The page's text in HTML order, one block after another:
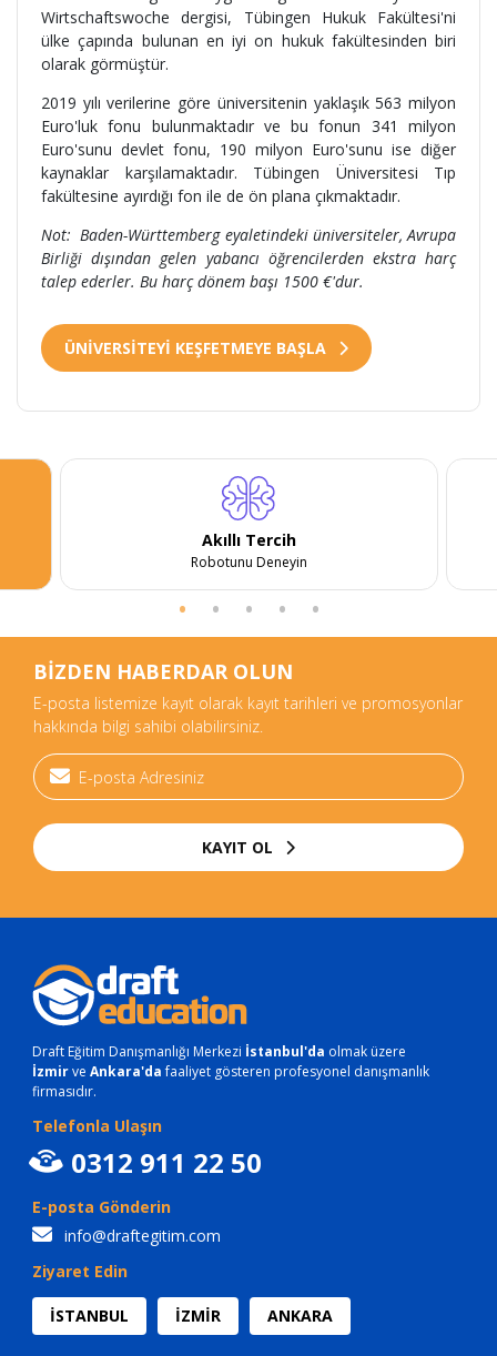
Wirtschaftswoche dergisi, Tübingen Hukuk Fakültesi'ni
ülke çapında bulunan en iyi on hukuk fakültesinden biri
olarak görmüştür.
2019 yılı verilerine göre üniversitenin yaklaşık 563 milyon
Euro'luk fonu bulunmaktadır ve bu fonun 341 milyon
Euro'sunu devlet fonu, 190 milyon Euro'sunu ise diğer
kaynaklar karşılamaktadır. Tübingen Üniversitesi Tıp
fakültesine ayırdığı fon ile de ön plana çıkmaktadır.
Not: Baden-Württemberg eyaletindeki üniversiteler, Avrupa
Birliği dışından gelen yabancı öğrencilerden ekstra harç
talep ederler. Bu harç dönem başı 1500 €'dur.
ÜNİVERSİTEYİ KEŞFETMEYE BAŞLA
Akıllı Tercih
Robotunu Deneyin
BİZDEN HABERDAR OLUN
E-posta listemize kayıt olarak kayıt tarihleri ve promosyonlar
hakkında bilgi sahibi olabilirsiniz.
KAYIT OL
Draft Eğitim Danışmanlığı Merkezi İstanbul'da olmak üzere
İzmirve Ankara'dafaaliyet gösteren profesyonel danışmanlık
firmasıdır.
Telefonla Ulaşın
0312 911 22 50
E-posta Gönderin
info@draftegitim.com
Ziyaret Edin
İSTANBUL İZMİR ANKARA